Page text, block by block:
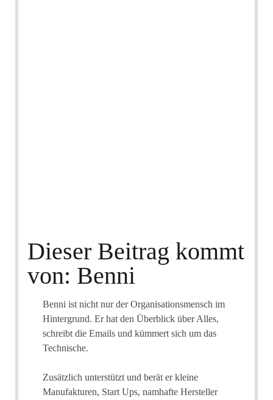
Dieser Beitrag kommt
von: Benni
Benni ist nicht nur der Organisationsmensch im
Hintergrund. Er hat den Überblick über Alles,
schreibt die Emails und kümmert sich um das
Technische.
Zusätzlich unterstützt und berät er kleine
Manufakturen, Start Ups, namhafte Hersteller